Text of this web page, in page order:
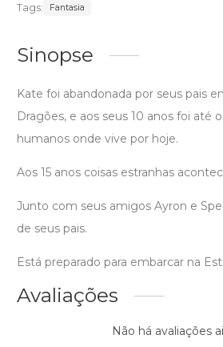
Tags: Fantasia
Sinopse
Kate foi abandonada por seus pais
Dragões, e aos seus 10 anos foi até
humanos onde vive por hoje.
Aos 15 anos coisas estranhas
Junto com seus amigos Ayron e
de seus pais.
Está preparado para embarcar na
Avaliações
Não há avaliações